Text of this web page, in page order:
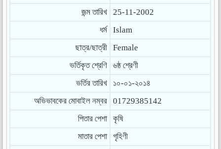
জন্ম তারিখ
25-11-2002
ধর্ম
Islam
ছাত্র/ছাত্রী
Female
ভর্তিকৃত শ্রেণি
৬ষ্ঠ শ্রেণী
ভর্তির তারিখ
১০-০১-২০১৪
অভিভাবকের মোবাইল নম্বর
01729385142
পিতার পেশা
কৃষি
মাতার পেশা
গৃহিণী